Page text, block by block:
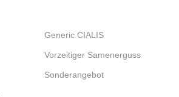
Generic CIALIS
Vorzeitiger Samenerguss
Sonderangebot